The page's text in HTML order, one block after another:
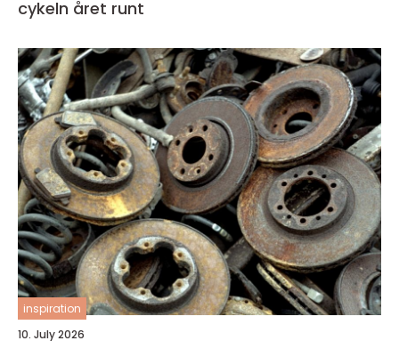
cykeln året runt
inspiration
10. July 2026